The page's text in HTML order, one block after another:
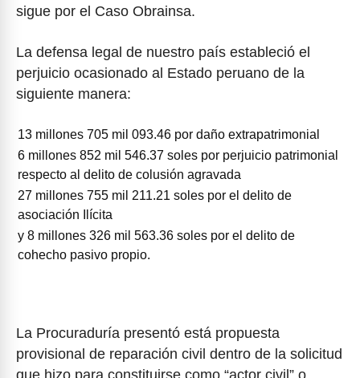
sigue por el Caso Obrainsa.
La defensa legal de nuestro país estableció el
perjuicio ocasionado al Estado peruano de la
siguiente manera:
13 millones 705 mil 093.46 por daño extrapatrimonial
6 millones 852 mil 546.37 soles por perjuicio patrimonial
respecto al delito de colusión agravada
27 millones 755 mil 211.21 soles por el delito de
asociación Ilícita
y 8 millones 326 mil 563.36 soles por el delito de
cohecho pasivo propio.
La Procuraduría presentó está propuesta
provisional de reparación civil dentro de la solicitud